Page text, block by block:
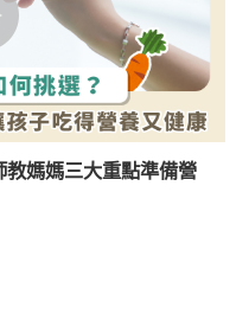
媽媽三大重點準備營